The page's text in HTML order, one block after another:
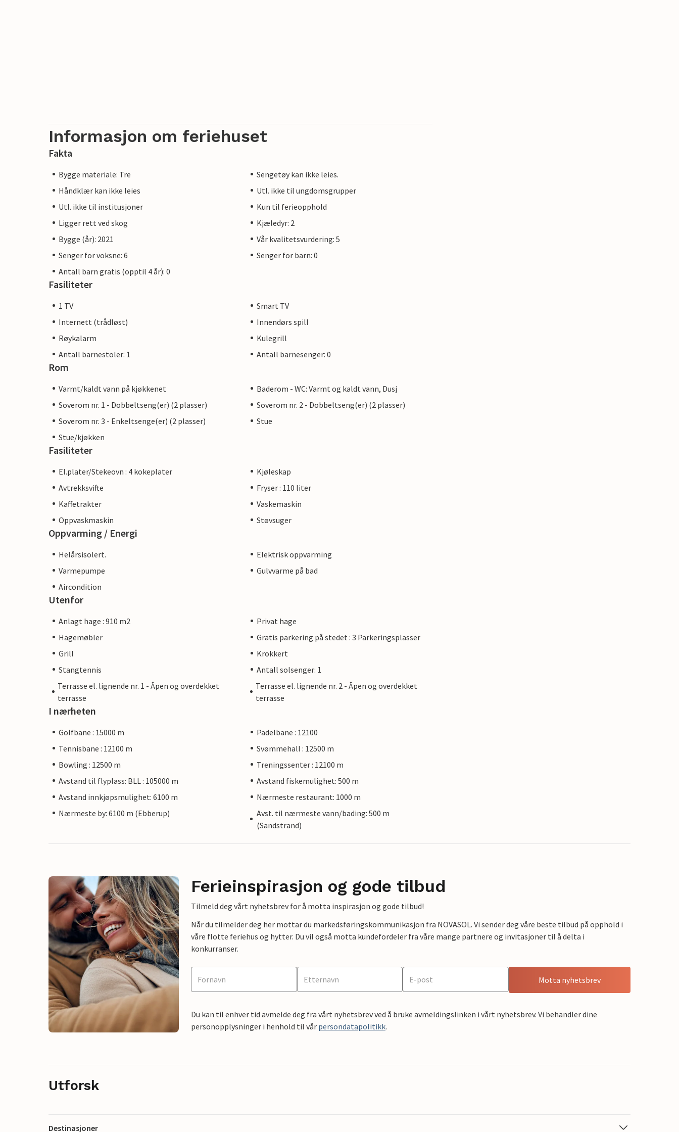
Informasjon om feriehuset
Fakta
Bygge materiale: Tre
Sengetøy kan ikke leies.
Håndklær kan ikke leies
Utl. ikke til ungdomsgrupper
Utl. ikke til institusjoner
Kun til ferieopphold
Ligger rett ved skog
Kjæledyr: 2
Bygge (år): 2021
Vår kvalitetsvurdering: 5
Senger for voksne: 6
Senger for barn: 0
Antall barn gratis (opptil 4 år): 0
Fasiliteter
1 TV
Smart TV
Internett (trådløst)
Innendørs spill
Røykalarm
Kulegrill
Antall barnestoler: 1
Antall barnesenger: 0
Rom
Varmt/kaldt vann på kjøkkenet
Baderom - WC: Varmt og kaldt vann, Dusj
Soverom nr. 1 - Dobbeltseng(er) (2 plasser)
Soverom nr. 2 - Dobbeltseng(er) (2 plasser)
Soverom nr. 3 - Enkeltsenge(er) (2 plasser)
Stue
Stue/kjøkken
Fasiliteter
El.plater/Stekeovn : 4 kokeplater
Kjøleskap
Avtrekksvifte
Fryser : 110 liter
Kaffetrakter
Vaskemaskin
Oppvaskmaskin
Støvsuger
Oppvarming / Energi
Helårsisolert.
Elektrisk oppvarming
Varmepumpe
Gulvvarme på bad
Aircondition
Utenfor
Anlagt hage : 910 m2
Privat hage
Hagemøbler
Gratis parkering på stedet : 3 Parkeringsplasser
Grill
Krokkert
Stangtennis
Antall solsenger: 1
Terrasse el. lignende nr. 1 - Åpen og overdekket
terrasse
Terrasse el. lignende nr. 2 - Åpen og overdekket
terrasse
I nærheten
Golfbane : 15000 m
Padelbane : 12100
Tennisbane : 12100 m
Svømmehall : 12500 m
Bowling : 12500 m
Treningssenter : 12100 m
Avstand til flyplass: BLL : 105000 m
Avstand fiskemulighet: 500 m
Avstand innkjøpsmulighet: 6100 m
Nærmeste restaurant: 1000 m
Nærmeste by: 6100 m (Ebberup)
Avst. til nærmeste vann/bading: 500 m
(Sandstrand)
Ferieinspirasjon og gode tilbud
Tilmeld deg vårt nyhetsbrev for å motta inspirasjon og gode tilbud!
Når du tilmelder deg her mottar du markedsføringskommunikasjon fra NOVASOL. Vi sender deg våre beste tilbud på opphold i
våre flotte feriehus og hytter. Du vil også motta kundefordeler fra våre mange partnere og invitasjoner til å delta i
konkurranser.
Motta nyhetsbrev
Du kan til enhver tid avmelde deg fra vårt nyhetsbrev ved å bruke avmeldingslinken i vårt nyhetsbrev. Vi behandler dine
personopplysninger i henhold til vår persondatapolitikk.
Utforsk
Destinasjoner